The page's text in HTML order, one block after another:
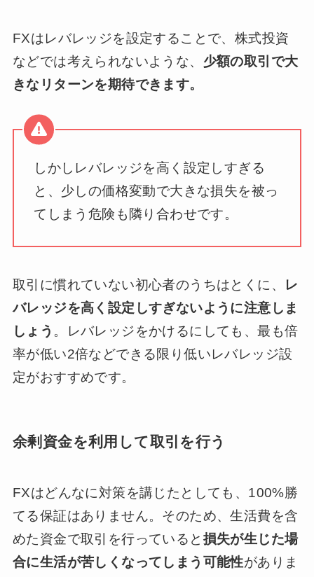
FXはレバレッジを設定することで、株式投資
などでは考えられないような、 少額の取引で大
きなリターンを期待できます。
しかしレバレッジを高く設定しすぎる
と、少しの価格変動で大きな損失を被っ
てしまう危険も隣り合わせです。
取引に慣れていない初心者のうちはとくに、 レ
バレッジを高く設定しすぎないように注意しま
しょう 。レバレッジをかけるにしても、最も倍
率が低い2倍などできる限り低いレバレッジ設
定がおすすめです。
余剰資金を利用して取引を行う
FXはどんなに対策を講じたとしても、100%勝
てる保証はありません。そのため、生活費を含
めた資金で取引を行っていると 損失が生じた場
合に生活が苦しくなってしまう可能性がありま